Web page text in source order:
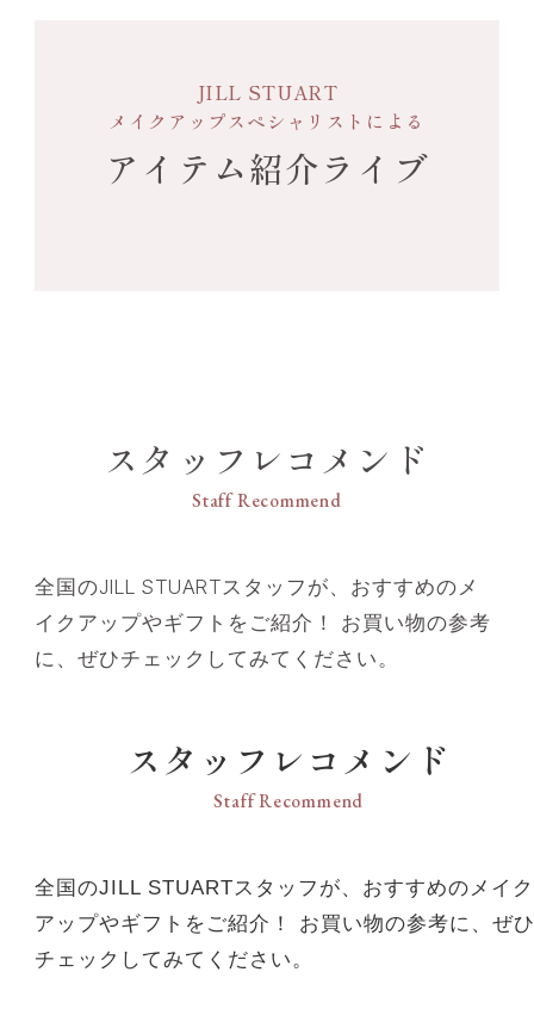
JILL STUART
メイクアップスペシャリストによる
アイテム紹介ライブ
スタッフレコメンド
Staff Recommend
全国のJILL STUARTスタッフが、おすすめのメ
イクアップやギフトをご紹介！ お買い物の参考
に、ぜひチェックしてみてください。
スタッフレコメンド
Staff Recommend
全国のJILL STUARTスタッフが、おすすめのメイク
アップやギフトをご紹介！ お買い物の参考に、ぜひ
チェックしてみてください。